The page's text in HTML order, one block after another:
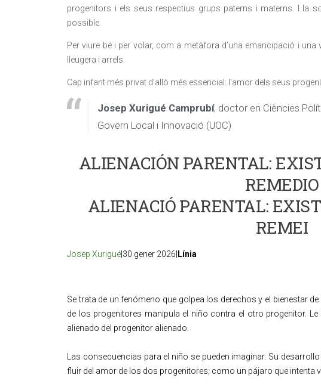
progenitors i els seus respectius grups paterns i materns. I la
possible.
Per viure bé i per volar, com a metàfora d’una emancipació i
lleugera i arrels.
Cap infant més privat d’allò més essencial: l’amor dels seus
Josep Xurigué Camprubí, doctor en Ciències
Govern Local i Innovació (UOC)
ALIENACIÓN PARENTAL:
REMEDIO
ALIENACIÓ PARENTAL:
REMEI
Josep Xurigué |30 gener 2026| Línia
Se trata de un fenómeno que golpea los derechos y el bienestar
de los progenitores manipula el niño contra el otro progenitor.
alienado del progenitor alienado.
Las consecuencias para el niño se pueden imaginar. Su
fluir del amor de los dos progenitores; como un pájaro que intenta